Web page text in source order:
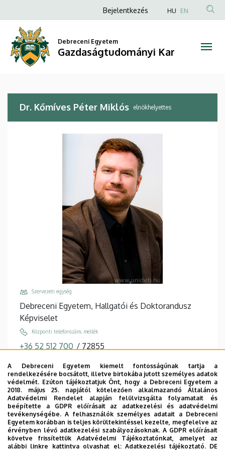
Kőmíves
Péter
Miklós
Gazdaságtudományi
a
tartalomra
Anonim
fiók
menüje
Bejelentkezés HU EN
Debreceni Egyetem
Gazdaságtudományi Kar
Dr. Kőmíves Péter Miklós elnökhelyettes
Szervezeti egység
Debreceni Egyetem, Hallgatói és Doktorandusz
Képviselet
Központi telefonszám, mellék
+36 52 512 700 / 72855
komives.peter.miklos@econ.unideb.hu
Cím
4032 Debrecen, Egyetem tér 1.
Épület, emelet, ajtó
Kossuth Lajos Kollégium II., nyaktag, alagsor, 2A06
Weboldalak
A Debreceni Egyetem kiemelt fontosságúnak tartja a
rendelkezésére bocsátott, illetve birtokába jutott személyes adatok
védelmét. Ezúton tájékoztatjuk Önt, hogy a Debreceni Egyetem a
2018. május 25. napjától kötelezően alkalmazandó Általános
Adatvédelmi Rendelet alapján felülvizsgálta folyamatait és
beépítette a GDPR előírásait az adatkezelési és adatvédelmi
tevékenységébe. A felhasználók személyes adatait a Debreceni
Egyetem korábban is teljes körültekintéssel kezelte, megfelelve az
érvényben lévő adatkezelési szabályozásoknak. A GDPR előírásait
követve frissítettük Adatvédelmi Tájékoztatónkat, amelyet az
alábbi linkre kattintva olvashat el:Adatkezelési tájékoztató. DE